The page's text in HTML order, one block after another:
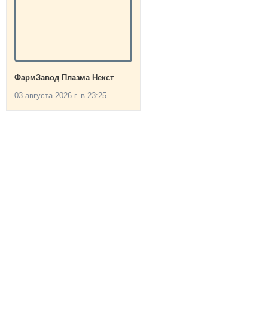
ФармЗавод Плазма Некст
03 августа 2026 г. в 23:25